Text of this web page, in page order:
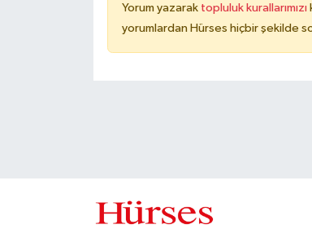
Yorum yazarak topluluk kurallarımızı
yorumlardan Hürses hiçbir şekilde